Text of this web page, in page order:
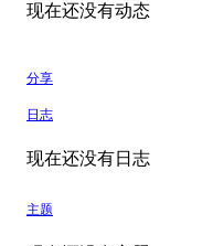
现在还没有动态
分享
日志
现在还没有日志
主题